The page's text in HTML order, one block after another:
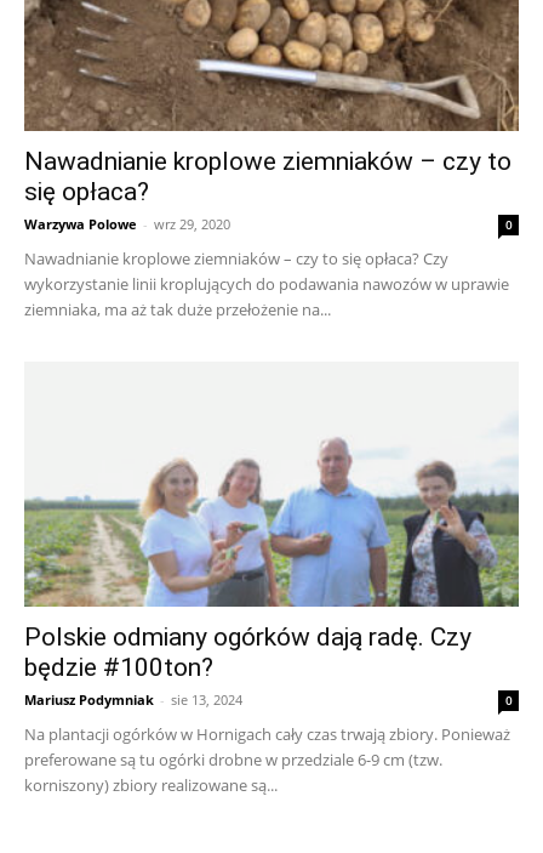
Nawadnianie kroplowe ziemniaków – czy to
się opłaca?
Warzywa Polowe - wrz 29, 2020 0
Nawadnianie kroplowe ziemniaków – czy to się opłaca? Czy
wykorzystanie linii kroplujących do podawania nawozów w uprawie
ziemniaka, ma aż tak duże przełożenie na...
Polskie odmiany ogórków dają radę. Czy
będzie #100ton?
Mariusz Podymniak - sie 13, 2024 0
Na plantacji ogórków w Hornigach cały czas trwają zbiory. Ponieważ
preferowane są tu ogórki drobne w przedziale 6-9 cm (tzw.
korniszony) zbiory realizowane są...